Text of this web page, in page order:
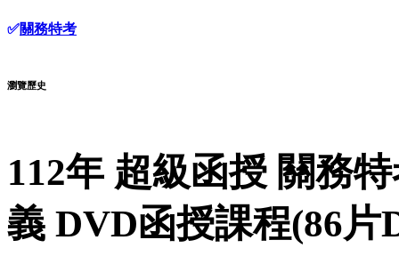
✅關務特考
瀏覽歷史
112年 超級函授 關務
義 DVD函授課程(86片